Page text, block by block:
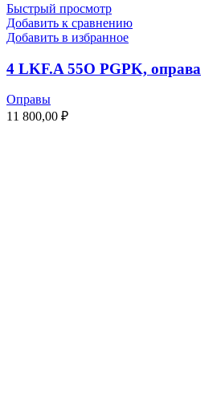
Быстрый просмотр
Добавить к сравнению
Добавить в избранное
4 LKF.A 55O PGPK, оправа
Оправы
11 800,00 ₽